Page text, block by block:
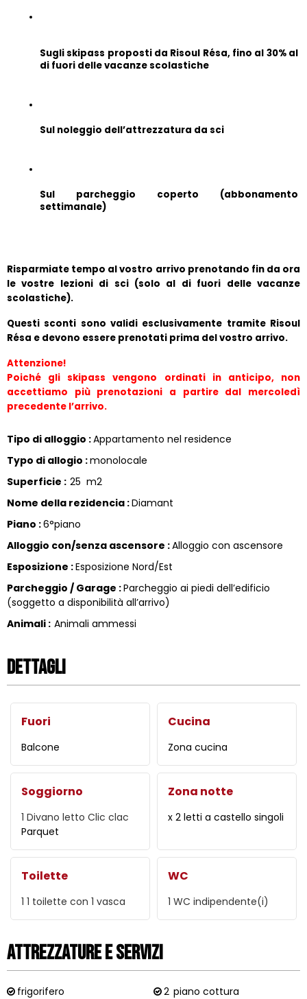
Sugli skipass proposti da Risoul Résa, fino al 30% al
di fuori delle vacanze scolastiche
Sul noleggio dell’attrezzatura da sci
Sul parcheggio coperto (abbonamento
settimanale)
Risparmiate tempo al vostro arrivo prenotando fin da ora
le vostre lezioni di sci (solo al di fuori delle vacanze
scolastiche).
Questi sconti sono validi esclusivamente tramite Risoul
Résa e devono essere prenotati prima del vostro arrivo.
Attenzione!
Poiché gli skipass vengono ordinati in anticipo, non
accettiamo più prenotazioni a partire dal mercoledì
precedente l’arrivo.
Tipo di alloggio :Appartamento nel residence
Typo di allogio :monolocale
Superficie : 25 m2
Nome della rezidencia :Diamant
Piano :6°piano
Alloggio con/senza ascensore :Alloggio con ascensore
Esposizione :Esposizione Nord/Est
Parcheggio / Garage :Parcheggio ai piedi dell’edificio
(soggetto a disponibilità all’arrivo)
Animali : Animali ammessi
Dettagli
Fuori
Balcone
Cucina
Zona cucina
Soggiorno
1 Divano letto Clic clac
Parquet
Zona notte
x 2 letti a castello singoli
Toilette
1 1 toilette con 1 vasca
WC
1 WC indipendente(i)
Attrezzature e Servizi
frigorifero 2 piano cottura